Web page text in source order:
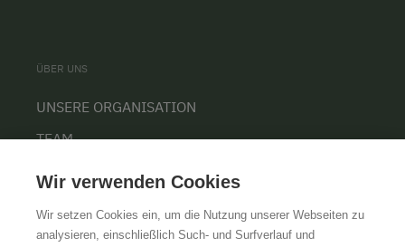
ÜBER UNS
UNSERE ORGANISATION
TEAM
KARRIERE
Wir verwenden Cookies
Wir setzen Cookies ein, um die Nutzung unserer Webseiten zu
analysieren, einschließlich Such- und Surfverlauf und